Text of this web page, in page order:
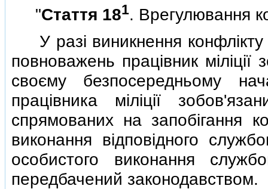
"Стаття 181. Врегулювання
У разi виникнення конфлiкту
повноважень працiвник мiлiцiї
своєму безпосередньому
працiвника мiлiцiї
спрямованих на запобiгання
виконання вiдповiдного
особистого виконання
передбачений законодавством.